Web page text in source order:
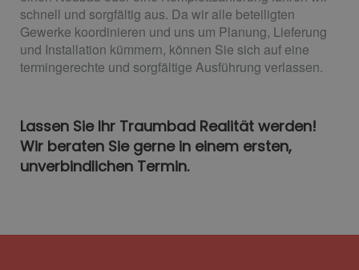
schnell und sorgfältig aus. Da wir alle beteiligten
Gewerke koordinieren und uns um Planung, Lieferung
und Installation kümmern, können Sie sich auf eine
termingerechte und sorgfältige Ausführung verlassen.
Lassen Sie Ihr Traumbad Realität werden!
Wir beraten Sie gerne in einem ersten,
unverbindlichen Termin.